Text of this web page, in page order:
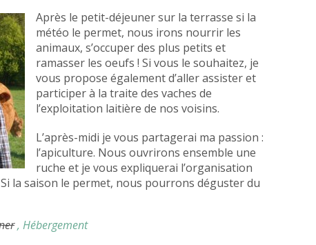
Après le petit-déjeuner sur la terrasse si la
météo le permet, nous irons nourrir les
animaux, s’occuper des plus petits et
ramasser les oeufs ! Si vous le souhaitez, je
vous propose également d’aller assister et
participer à la traite des vaches de
l’exploitation laitière de nos voisins.
L’après-midi je vous partagerai ma passion :
l’apiculture. Nous ouvrirons ensemble une
ruche et je vous expliquerai l’organisation
la saison le permet, nous pourrons déguster du
, Hébergement